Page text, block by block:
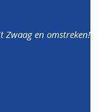
Zwaag en omstreken!